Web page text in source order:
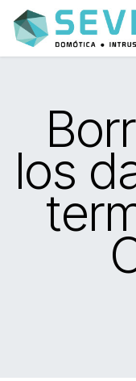
Ir al contenido
los